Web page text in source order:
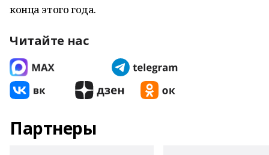
конца этого года.
Читайте нас
Партнеры